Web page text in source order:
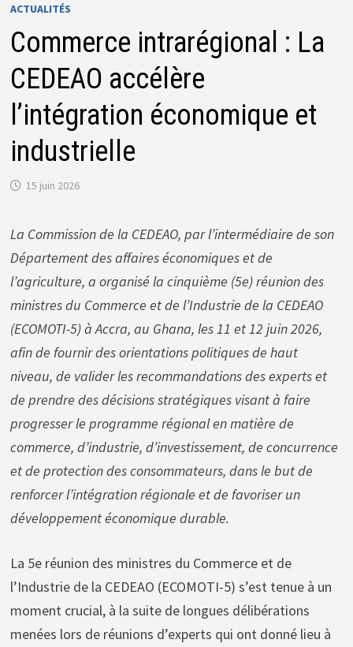
ACTUALITÉS
Commerce intrarégional : La
CEDEAO accélère
l’intégration économique et
industrielle
15 juin 2026
La Commission de la CEDEAO, par l’intermédiaire de son
Département des affaires économiques et de
l’agriculture, a organisé la cinquième (5e) réunion des
ministres du Commerce et de l’Industrie de la CEDEAO
(ECOMOTI-5) à Accra, au Ghana, les 11 et 12 juin 2026,
afin de fournir des orientations politiques de haut
niveau, de valider les recommandations des experts et
de prendre des décisions stratégiques visant à faire
progresser le programme régional en matière de
commerce, d’industrie, d’investissement, de concurrence
et de protection des consommateurs, dans le but de
renforcer l’intégration régionale et de favoriser un
développement économique durable.
La 5e réunion des ministres du Commerce et de
l’Industrie de la CEDEAO (ECOMOTI-5) s’est tenue à un
moment crucial, à la suite de longues délibérations
menées lors de réunions d’experts qui ont donné lieu à